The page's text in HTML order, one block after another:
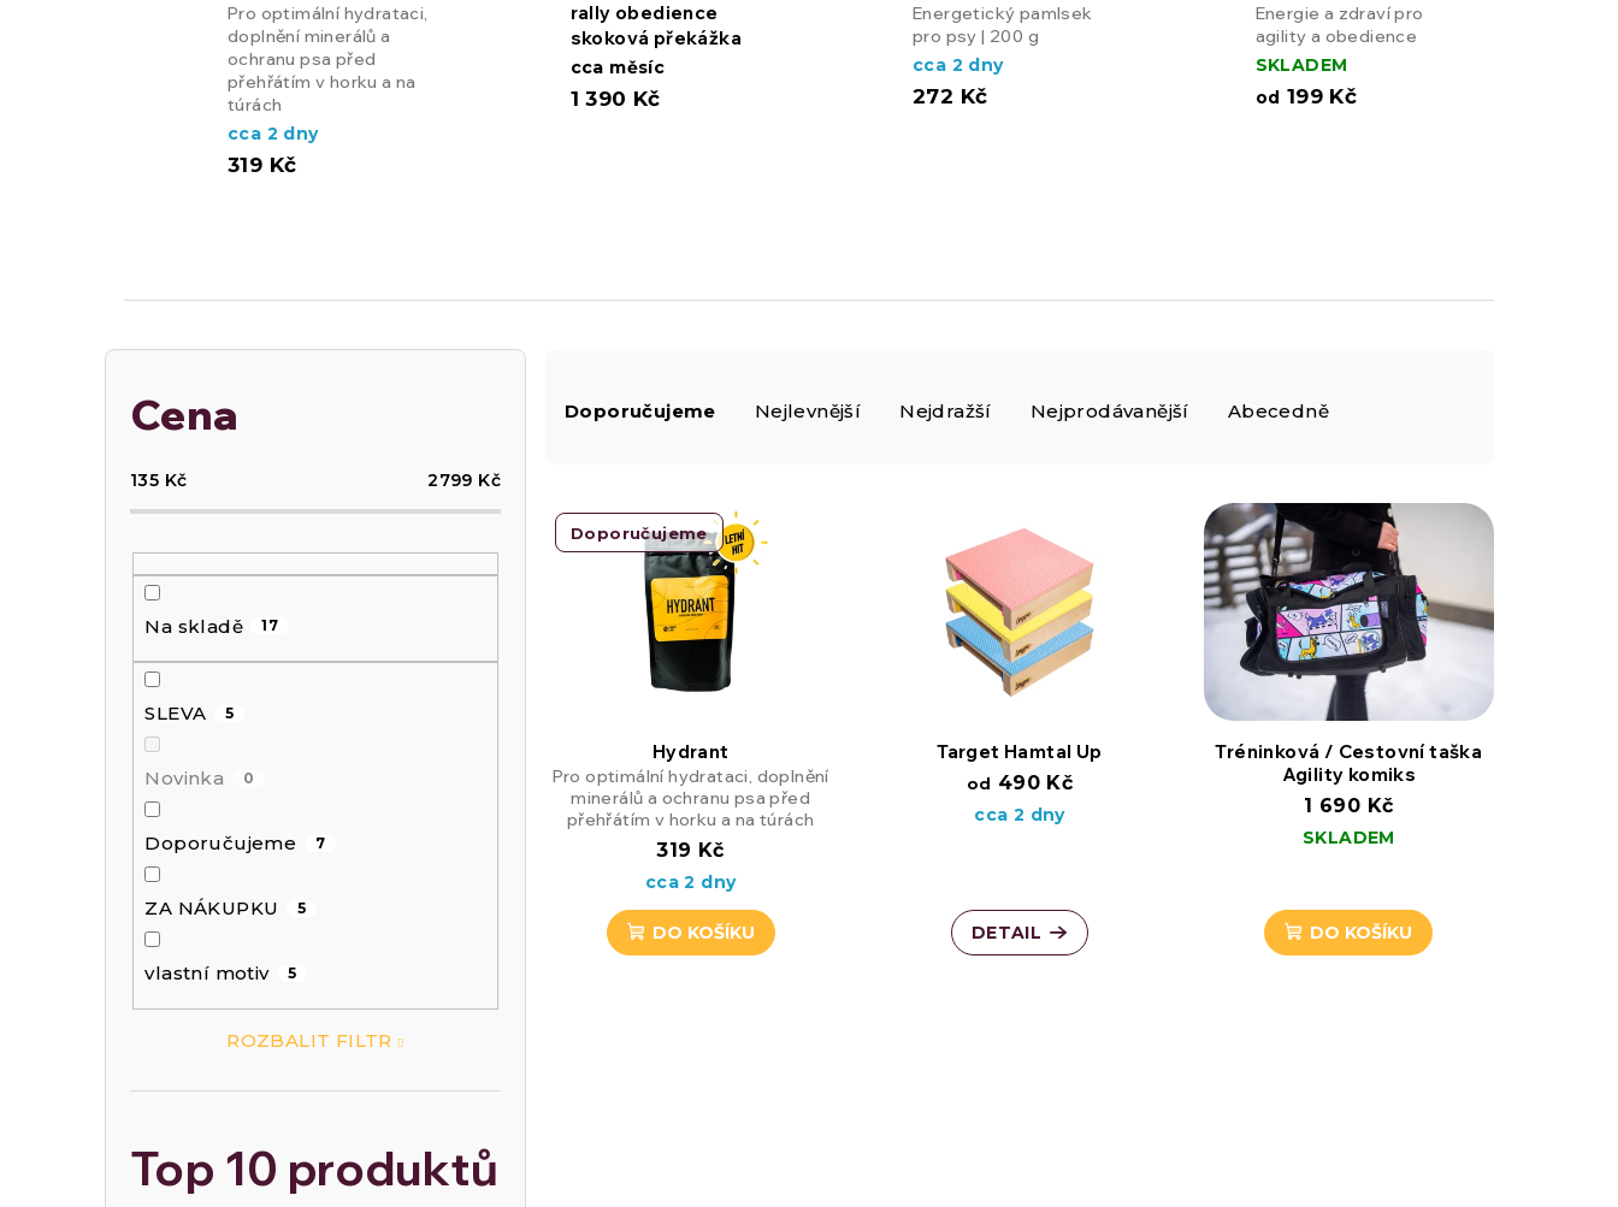
Pro optimální hydrataci,
doplnění minerálů a
ochranu psa před
přehřátím v horku a na
túrách
cca 2 dny
319 Kč
rally obedience
skoková překážka
cca měsíc
1 390 Kč
Energetický pamlsek
pro psy | 200 g
cca 2 dny
272 Kč
Energie a zdraví pro
agility a obedience
SKLADEM
od 199 Kč
P
o
s
p
n
Cena
135 Kč 2799 Kč
Na skladě 17
SLEVA 5
Novinka 0
Doporučujeme 7
ZA NÁKUPKU 5
vlastní motiv 5
ROZBALIT FILTR
Top 10 produktů
Ř
z
p
Doporučujeme Nejlevnější Nejdražší Nejprodávanější Abecedně
V
s
Doporučujeme
Hydrant
Pro optimální hydrataci, doplnění
minerálů a ochranu psa před
přehřátím v horku a na túrách
319 Kč
cca 2 dny
DO KOŠÍKU
Target Hamtal Up
od 490 Kč
cca 2 dny
DETAIL
Tréninková / Cestovní taška
Agility komiks
1 690 Kč
SKLADEM
DO KOŠÍKU